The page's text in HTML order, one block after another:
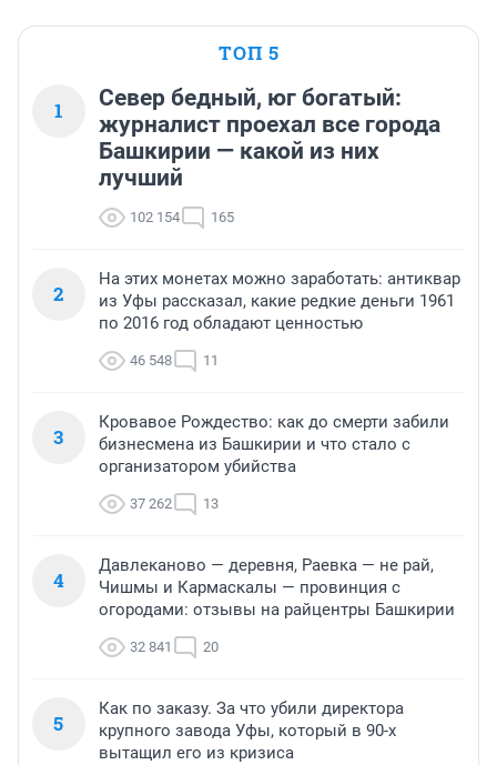
ТОП 5
1
Север бедный, юг богатый:
журналист проехал все города
Башкирии — какой из них
лучший
102 154 165
2
На этих монетах можно заработать: антиквар
из Уфы рассказал, какие редкие деньги 1961
по 2016 год обладают ценностью
46 548 11
3
Кровавое Рождество: как до смерти забили
бизнесмена из Башкирии и что стало с
организатором убийства
37 262 13
4
Давлеканово — деревня, Раевка — не рай,
Чишмы и Кармаскалы — провинция с
огородами: отзывы на райцентры Башкирии
32 841 20
5
Как по заказу. За что убили директора
крупного завода Уфы, который в 90-х
вытащил его из кризиса